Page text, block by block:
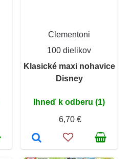
Clementoni
100 dielikov
Klasické maxi nohavice
Disney
Ihneď k odberu (1)
6,70 €